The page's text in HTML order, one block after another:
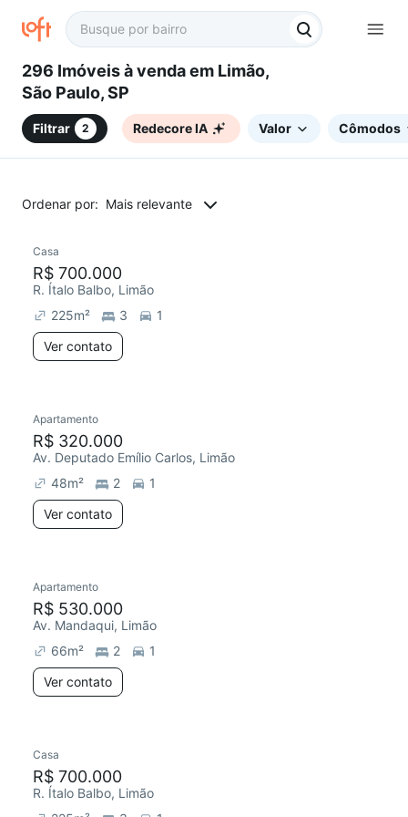
296 Imóveis à venda em Limão,
São Paulo, SP
Filtrar 2 Redecore IA Valor Cômodos
Ordenar por: Mais relevante
Casa
R$ 700.000
R. Ítalo Balbo, Limão
225m² 3
1
Ver contato
Redecorar
Apartamento
R$ 320.000
Av. Deputado Emílio Carlos, Limão
48m² 2
1
Ver contato
Redecorar
Apartamento
R$ 530.000
Av. Mandaqui, Limão
66m² 2
1
Ver contato
Casa
R$ 700.000
R. Ítalo Balbo, Limão